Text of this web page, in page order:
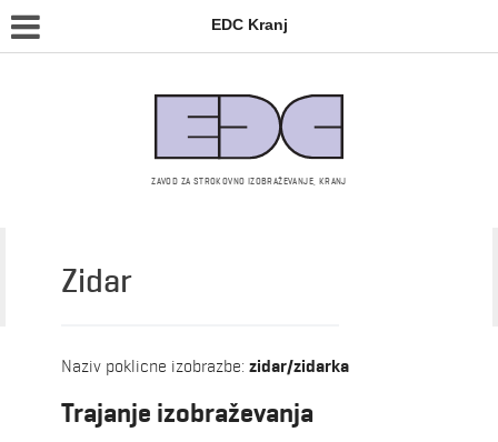
EDC Kranj
ZAVOD ZA STROKOVNO IZOBRAŽEVANJE, KRANJ
Srednja šola – izobraževalni programi
Zidar
Naziv poklicne izobrazbe: zidar/zidarka
Trajanje izobraževanja